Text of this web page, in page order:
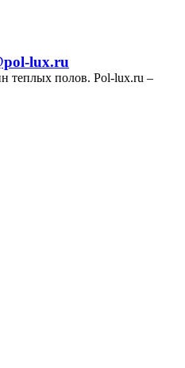
lux.ru
теплых полов. Pol-lux.ru –